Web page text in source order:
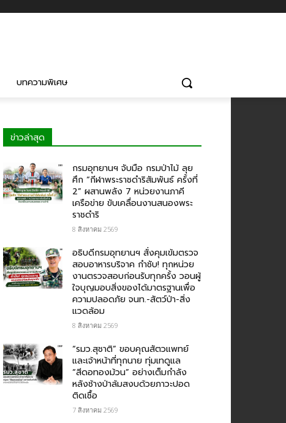
บทความพิเศษ
ข่าวล่าสุด
กรมอุทยานฯ จับมือ กรมป่าไม้ ลุย
ศึก “กีฬาพระราชดำริสัมพันธ์ ครั้งที่
2” ผสานพลัง 7 หน่วยงานภาคี
เครือข่าย ขับเคลื่อนงานสนองพระ
ราชดำริ
8 สิงหาคม 2569
อธิบดีกรมอุทยานฯ สั่งคุมเข้มตรวจ
สอบอาหารบริจาค​ กำชับ! ทุกหน่วย
งานตรวจสอบก่อนรับทุกครั้ง วอนผู้
ใจบุญมอบสิ่งของได้มาตรฐานเพื่อ
ความปลอดภัย​ จนท.-สัตว์ป่า-สิ่ง
แวดล้อม
8 สิงหาคม 2569
“รมว.สุชาติ” ขอบคุณสัตวแพทย์
และเจ้าหน้าที่ทุกนาย ทุ่มเทดูแล
“สีดอทองม้วน” อย่างเต็มกำลัง
หลังช้างป่าล้มสงบด้วยภาวะปอด
ติดเชื้อ
7 สิงหาคม 2569